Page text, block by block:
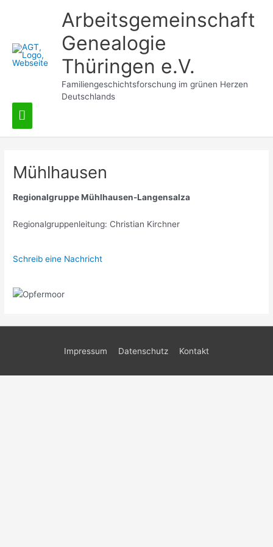
Arbeitsgemeinschaft
Genealogie
Thüringen e.V.
Familiengeschichtsforschung im grünen Herzen
Deutschlands
Hauptmenü
Mühlhausen
Regionalgruppe Mühlhausen-Langensalza
Regionalgruppenleitung: Christian Kirchner
Schreib eine Nachricht
Impressum Datenschutz Kontakt